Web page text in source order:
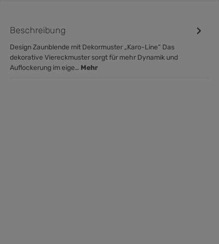
Beschreibung
Design Zaunblende mit Dekormuster „Karo-Line“ Das
dekorative Viereckmuster sorgt für mehr Dynamik und
Auflockerung im eige… Mehr